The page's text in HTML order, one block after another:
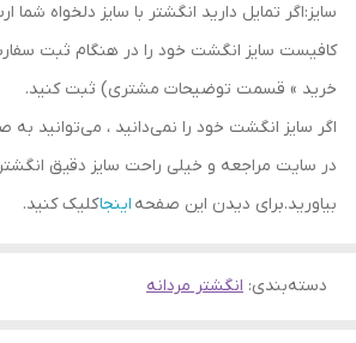
سایز:اگر تمایل دارید انگشتر با سایز دلخواه شما
کافیست سایز انگشت خود را در هنگام ثبت
خرید » قسمت توضیحات مشتری) ثبت کنید.
اگر سایز انگشت خود را نمی‌دانید ، می‌توانید
در سایت مراجعه و خیلی راحت سایز دقیق
بیاورید.برای دیدن این صفحه اینجاکلیک کنید.
دسته‌بندی: انگشتر مردانه